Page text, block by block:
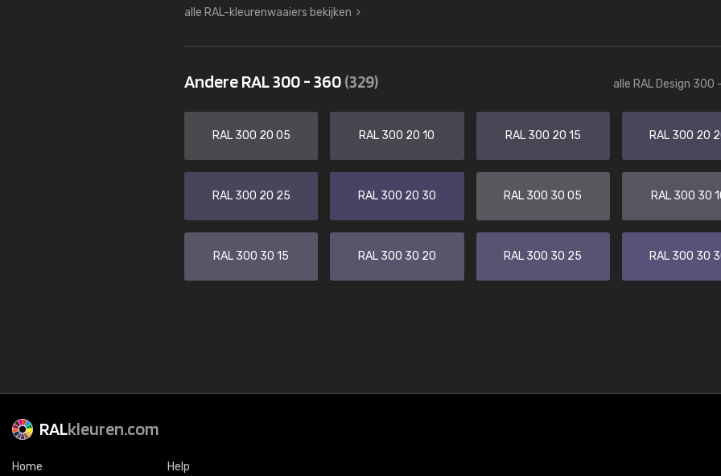
alle RAL-kleurenwaaiers bekijken
Andere RAL 300 - 360(329) alle RAL Design 300
RAL 300 20 05 RAL 300 20 10 RAL 300 20 15 RAL 300 20
RAL 300 20 25 RAL 300 20 30 RAL 300 30 05 RAL 300 30
RAL 300 30 15 RAL 300 30 20 RAL 300 30 25 RAL 300 30
RALkleuren.com
Home Help